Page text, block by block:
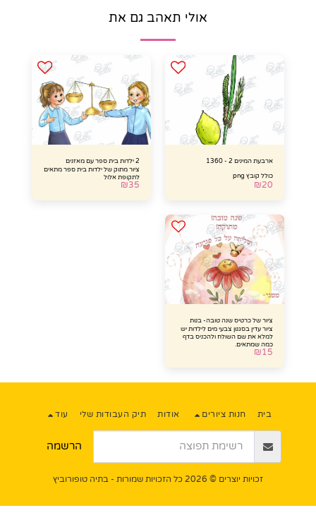
אולי תאהב גם את
ארבעת המינים 2 - 1360
כולל קובץ png
₪20
2 ילדות בית ספר עם מאזנים
ציור מתוק של ילדות בית ספר מתאים
לתקופת אלול
₪35
ציור של כרטיס שנה טובה- בנות
ציור עדין בסגנון צבעי מים לילדות יש
למלא את שם השולח ולהכניס בדף
כמה שמתאים.
₪15
בית חנות ציורים אודות תיק העבודות שלי עוד
הרשמה
זכויות יוצרים © 2026 כל הזכויות שמורות - בתיה טופורוביץ